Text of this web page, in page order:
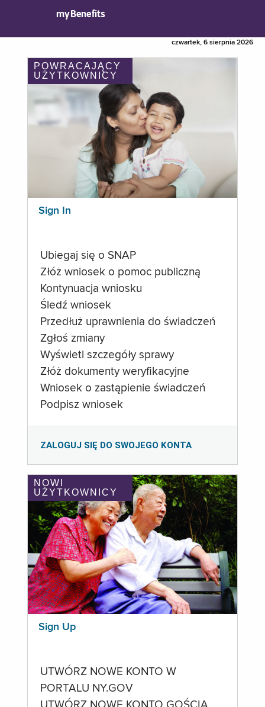
myBenefits
czwartek, 6 sierpnia 2026
POWRACAJĄCY
UŻYTKOWNICY
Sign In
Ubiegaj się o SNAP
Złóż wniosek o pomoc publiczną
Kontynuacja wniosku
Śledź wniosek
Przedłuż uprawnienia do świadczeń
Zgłoś zmiany
Wyświetl szczegóły sprawy
Złóż dokumenty weryfikacyjne
Wniosek o zastąpienie świadczeń
Podpisz wniosek
ZALOGUJ SIĘ DO SWOJEGO KONTA
NOWI
UŻYTKOWNICY
Sign Up
UTWÓRZ NOWE KONTO W
PORTALU NY.GOV